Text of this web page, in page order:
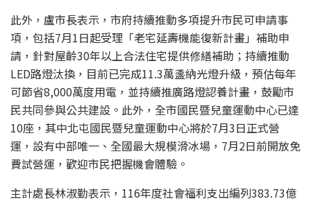
此外，盧市長表示，市府持續推動多項提升市民可申請事
項，包括7月1日起受理「老宅延壽機能復新計畫」補助申
請，針對屋齡30年以上合法住宅提供修繕補助；持續推動
LED路燈汰換，目前已完成11.3萬盞納光燈升級，預估每年
可節省8,000萬度用電，並持續推廣路燈認養計畫，鼓勵市
民共同參與公共建設。此外，全市國民暨兒童運動中心已達
10座，其中北屯國民暨兒童運動中心將於7月3日正式營
運，設有中部唯一、全國最大規模滑冰場，7月2日前開放免
費試營運，歡迎市民把握機會體驗。
主計處長林淑勤表示，116年度社會福利支出編列383.73億